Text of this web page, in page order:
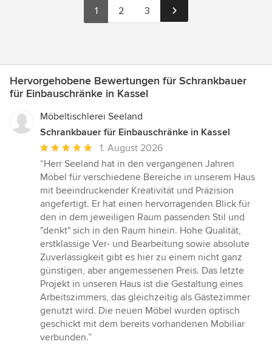
1 2 3
Hervorgehobene Bewertungen für Schrankbauer
für Einbauschränke in Kassel
Möbeltischlerei Seeland
Schrankbauer für Einbauschränke in Kassel
Durchschnittliche
Bewertung:
5
von
5
Sternen
1. August 2026
“Herr Seeland hat in den vergangenen Jahren
Möbel für verschiedene Bereiche in unserem Haus
mit beeindruckender Kreativität und Präzision
angefertigt. Er hat einen hervorragenden Blick für
den in dem jeweiligen Raum passenden Stil und
"denkt" sich in den Raum hinein. Hohe Qualität,
erstklassige Ver- und Bearbeitung sowie absolute
Zuverlässigkeit gibt es hier zu einem nicht ganz
günstigen, aber angemessenen Preis. Das letzte
Projekt in unseren Haus ist die Gestaltung eines
Arbeitszimmers, das gleichzeitig als Gästezimmer
genutzt wird. Die neuen Möbel wurden optisch
geschickt mit dem bereits vorhandenen Mobiliar
verbunden.”